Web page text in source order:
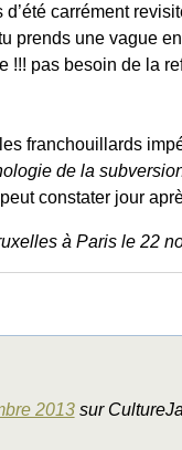
carrément
prends une vague
!!! pas besoin de la
franchouillards
de la
constater jour
à Paris le 22
2013sur